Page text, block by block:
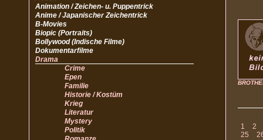
Animation / Zeichen- u. Puppentrick
Anime / Japanischer Zeichentrick
B-Movies
Biopic (Portraits)
Bollywood (Indische Filme)
Dokumentarfilme
Drama
Crime
Epen
Familie
Historie / Kostüm
Krieg
Literatur
Mystery
Politik
1
2
25